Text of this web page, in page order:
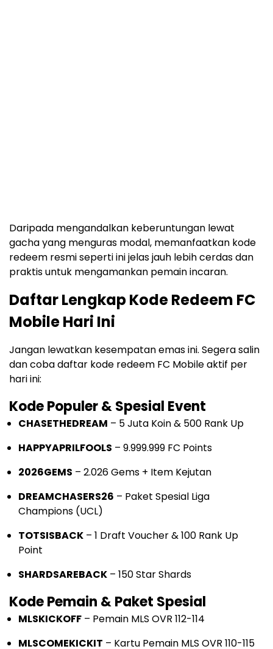
Daripada mengandalkan keberuntungan lewat
gacha yang menguras modal, memanfaatkan kode
redeem resmi seperti ini jelas jauh lebih cerdas dan
praktis untuk mengamankan pemain incaran.
Daftar Lengkap Kode Redeem FC
Mobile Hari Ini
Jangan lewatkan kesempatan emas ini. Segera salin
dan coba daftar kode redeem FC Mobile aktif per
hari ini:
Kode Populer & Spesial Event
CHASETHEDREAM – 5 Juta Koin & 500 Rank Up
HAPPYAPRILFOOLS – 9.999.999 FC Points
2026GEMS – 2.026 Gems + Item Kejutan
DREAMCHASERS26 – Paket Spesial Liga
Champions (UCL)
TOTSISBACK – 1 Draft Voucher & 100 Rank Up
Point
SHARDSAREBACK – 150 Star Shards
Kode Pemain & Paket Spesial
MLSKICKOFF – Pemain MLS OVR 112-114
MLSCOMEKICKIT – Kartu Pemain MLS OVR 110-115